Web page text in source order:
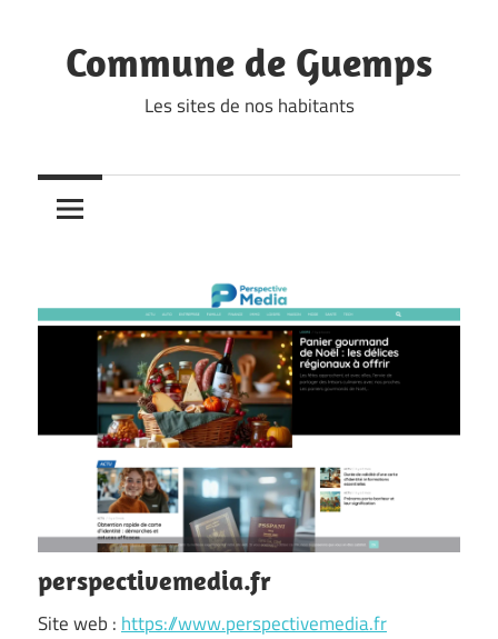
content
Commune de Guemps
Les sites de nos habitants
perspectivemedia.fr
Site web : https://www.perspectivemedia.fr